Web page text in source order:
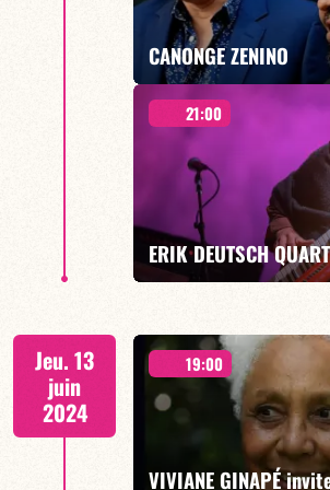
EN SAVOIR PLUS
CANONGE ZENINO
21:00
ERIK DEUTSCH
21H00
Jeu. 13
juin
2024
19:00
VIVIANE GINAPÉ